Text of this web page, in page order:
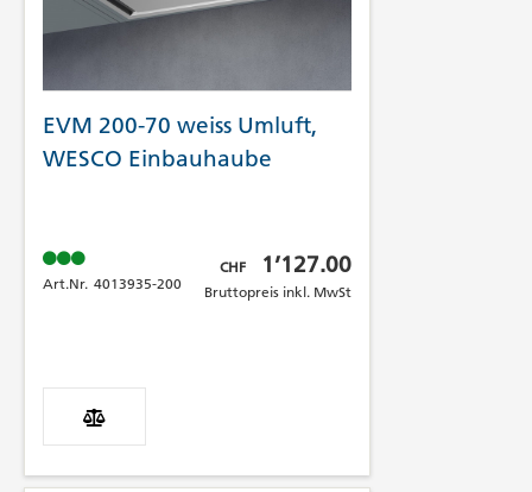
EVM 200-70 weiss Umluft,
WESCO Einbauhaube
Bruttopreis inkl. MwSt
CHF 1’127.00
Bruttopreis inkl. MwSt
Art.Nr. 4013935-200